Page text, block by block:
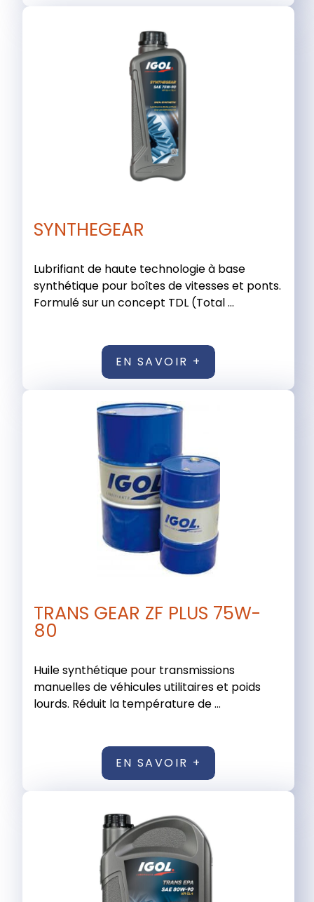
SYNTHEGEAR
Lubrifiant de haute technologie à base
synthétique pour boîtes de vitesses et ponts.
Formulé sur un concept TDL (Total ...
EN SAVOIR +
TRANS GEAR ZF PLUS 75W-
80
Huile synthétique pour transmissions
manuelles de véhicules utilitaires et poids
lourds. Réduit la température de ...
EN SAVOIR +